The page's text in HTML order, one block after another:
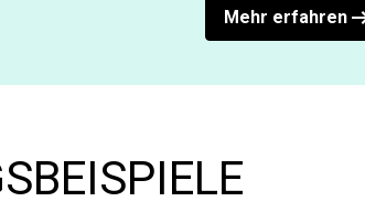
Mehr erfahren